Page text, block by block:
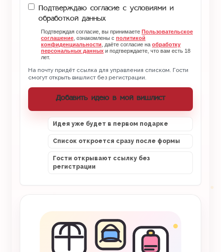
Подтверждаю согласие с условиями и
обработкой данных
Подтверждая согласие, вы принимаете Пользовательское
соглашение , ознакомлены с политикой
конфиденциальности , даёте согласие на обработку
персональных данных и подтверждаете, что вам есть 18
лет.
На почту придёт ссылка для управления списком. Гости
смогут открыть вишлист без регистрации.
Добавить идею в мой вишлист
Идея уже будет в первом подарке
Список откроется сразу после формы
Гости открывают ссылку без
регистрации